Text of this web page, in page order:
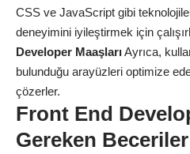
CSS ve JavaScript gibi
deneyimini iyileştirmek için
Developer MaaşlarıAyrıca,
bulunduğu arayüzleri optimize
çözerler.
Front End
Gereken Beceriler